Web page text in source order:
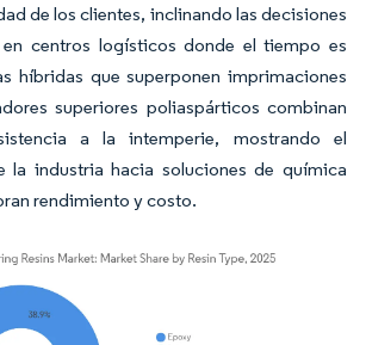
de los clientes, inclinando las decisiones
centros logísticos donde el tiempo es
híbridas que superponen imprimaciones
superiores poliaspárticos combinan
a la intemperie, mostrando el
la industria hacia soluciones de química
rendimiento y costo.